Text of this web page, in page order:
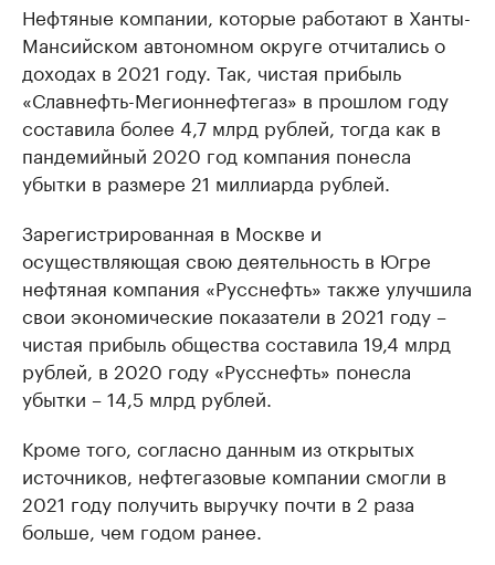
Нефтяные компании, которые работают в Ханты-
Мансийском автономном округе отчитались о
доходах в 2021 году. Так, чистая прибыль
«Славнефть-Мегионнефтегаз» в прошлом году
составила более 4,7 млрд рублей, тогда как в
пандемийный 2020 год компания понесла
убытки в размере 21 миллиарда рублей.
Зарегистрированная в Москве и
осуществляющая свою деятельность в Югре
нефтяная компания «Русснефть» также улучшила
свои экономические показатели в 2021 году –
чистая прибыль общества составила 19,4 млрд
рублей, в 2020 году «Русснефть» понесла
убытки – 14,5 млрд рублей.
Кроме того, согласно данным из открытых
источников, нефтегазовые компании смогли в
2021 году получить выручку почти в 2 раза
больше, чем годом ранее.